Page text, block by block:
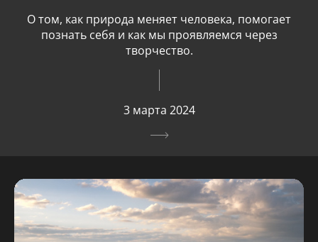
О том, как природа меняет человека, помогает
познать себя и как мы проявляемся через
творчество.
3 марта 2024